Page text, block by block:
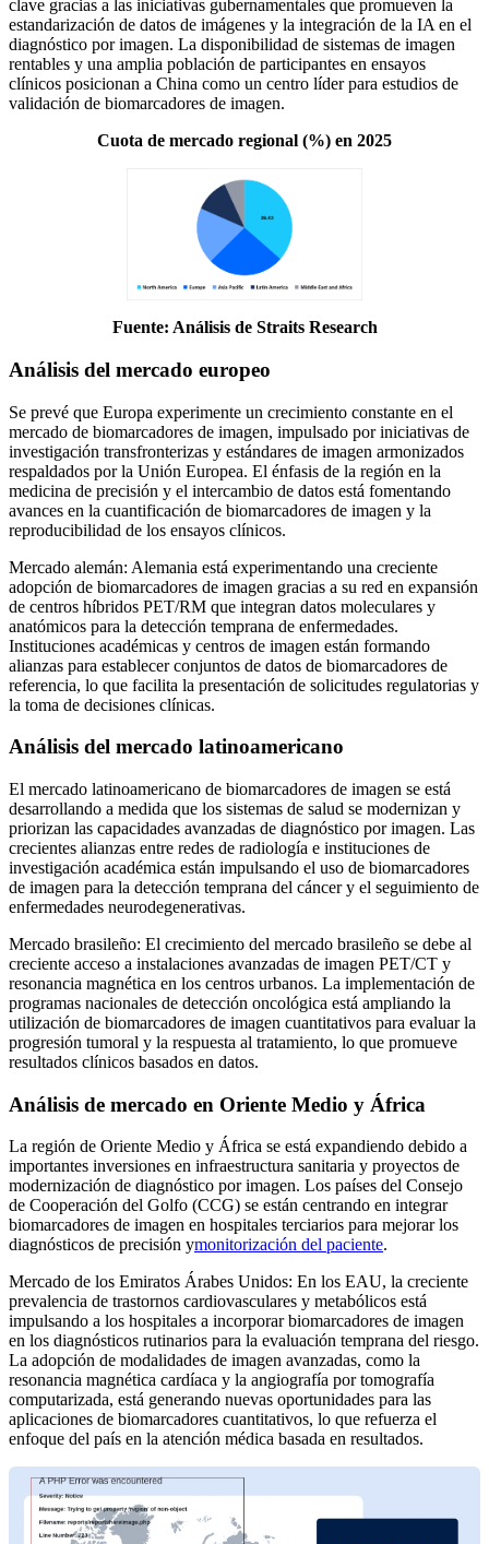
clave gracias a las iniciativas gubernamentales que promueven la
estandarización de datos de imágenes y la integración de la IA en el
diagnóstico por imagen. La disponibilidad de sistemas de imagen
rentables y una amplia población de participantes en ensayos
clínicos posicionan a China como un centro líder para estudios de
validación de biomarcadores de imagen.
Cuota de mercado regional (%) en 2025
Fuente: Análisis de Straits Research
Análisis del mercado europeo
Se prevé que Europa experimente un crecimiento constante en el
mercado de biomarcadores de imagen, impulsado por iniciativas de
investigación transfronterizas y estándares de imagen armonizados
respaldados por la Unión Europea. El énfasis de la región en la
medicina de precisión y el intercambio de datos está fomentando
avances en la cuantificación de biomarcadores de imagen y la
reproducibilidad de los ensayos clínicos.
Mercado alemán: Alemania está experimentando una creciente
adopción de biomarcadores de imagen gracias a su red en expansión
de centros híbridos PET/RM que integran datos moleculares y
anatómicos para la detección temprana de enfermedades.
Instituciones académicas y centros de imagen están formando
alianzas para establecer conjuntos de datos de biomarcadores de
referencia, lo que facilita la presentación de solicitudes regulatorias y
la toma de decisiones clínicas.
Análisis del mercado latinoamericano
El mercado latinoamericano de biomarcadores de imagen se está
desarrollando a medida que los sistemas de salud se modernizan y
priorizan las capacidades avanzadas de diagnóstico por imagen. Las
crecientes alianzas entre redes de radiología e instituciones de
investigación académica están impulsando el uso de biomarcadores
de imagen para la detección temprana del cáncer y el seguimiento de
enfermedades neurodegenerativas.
Mercado brasileño: El crecimiento del mercado brasileño se debe al
creciente acceso a instalaciones avanzadas de imagen PET/CT y
resonancia magnética en los centros urbanos. La implementación de
programas nacionales de detección oncológica está ampliando la
utilización de biomarcadores de imagen cuantitativos para evaluar la
progresión tumoral y la respuesta al tratamiento, lo que promueve
resultados clínicos basados ​​en datos.
Análisis de mercado en Oriente Medio y África
La región de Oriente Medio y África se está expandiendo debido a
importantes inversiones en infraestructura sanitaria y proyectos de
modernización de diagnóstico por imagen. Los países del Consejo
de Cooperación del Golfo (CCG) se están centrando en integrar
biomarcadores de imagen en hospitales terciarios para mejorar los
diagnósticos de precisión ymonitorización del paciente.
Mercado de los Emiratos Árabes Unidos: En los EAU, la creciente
prevalencia de trastornos cardiovasculares y metabólicos está
impulsando a los hospitales a incorporar biomarcadores de imagen
en los diagnósticos rutinarios para la evaluación temprana del riesgo.
La adopción de modalidades de imagen avanzadas, como la
resonancia magnética cardíaca y la angiografía por tomografía
computarizada, está generando nuevas oportunidades para las
aplicaciones de biomarcadores cuantitativos, lo que refuerza el
enfoque del país en la atención médica basada en resultados.